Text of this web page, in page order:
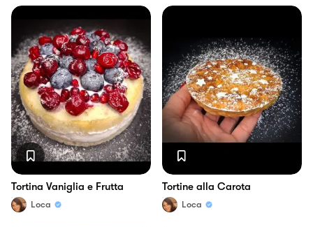
Tortina Vaniglia e Frutta
Loca
Tortine alla Carota
Loca